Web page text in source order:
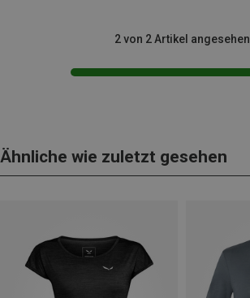
2 von 2 Artikel angesehen
Ähnliche wie zuletzt gesehen